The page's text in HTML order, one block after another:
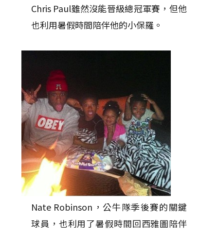
Chris Paul雖然沒能晉級總冠軍賽，但他
也利用暑假時間陪伴他的小保羅。
Nate Robinson，公牛隊季後賽的關鍵
球員，也利用了暑假時間回西雅圖陪伴